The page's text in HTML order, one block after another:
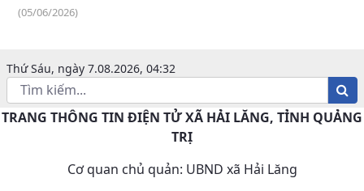
(05/06/2026)
Thứ Sáu, ngày 7.08.2026, 04:32
TRANG THÔNG TIN ĐIỆN TỬ XÃ HẢI LĂNG, TỈNH QUẢNG
TRỊ
Cơ quan chủ quản: UBND xã Hải Lăng